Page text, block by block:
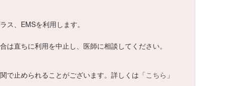
、EMSを利用します。
直ちに利用を中止し、医師に相談してください。
で止められることがございます。詳しくは「こちら 」